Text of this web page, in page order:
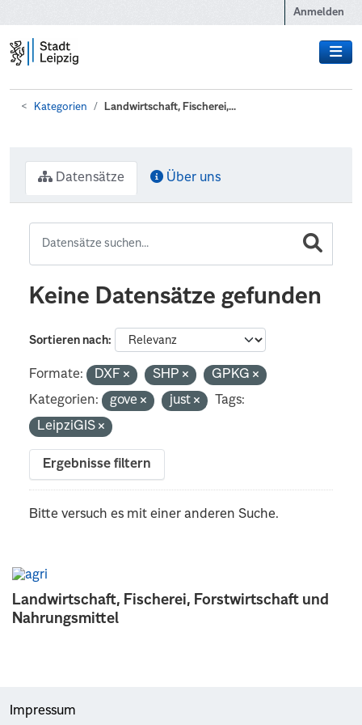
Anmelden
Kategorien Landwirtschaft, Fischerei,...
Landwirtschaft, Fischerei, Forstwirtschaft und
Nahrungsmittel
Datensätze Über uns
Keine Datensätze gefunden
Sortieren nach
Formate: DXF SHP
GPKG
Kategorien:
gove just
Tags:
LeipziGIS
Ergebnisse filtern
Bitte versuch es mit einer anderen Suche.
Impressum